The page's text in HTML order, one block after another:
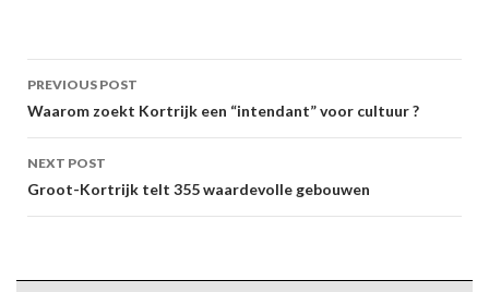
Post
navigation
PREVIOUS POST
Waarom zoekt Kortrijk een “intendant” voor cultuur ?
NEXT POST
Groot-Kortrijk telt 355 waardevolle gebouwen